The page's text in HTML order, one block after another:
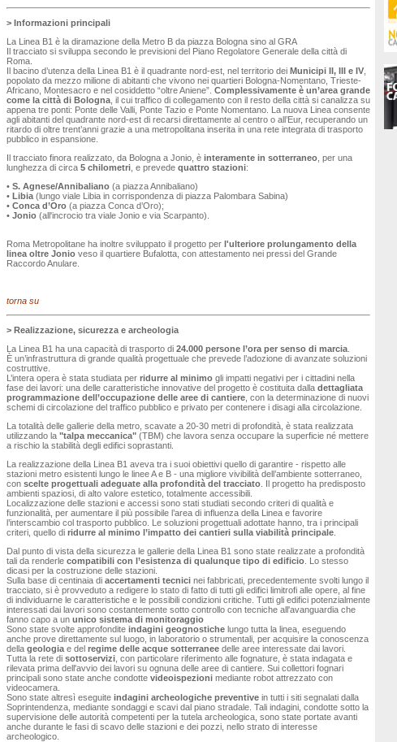
> Informazioni principali
La Linea B1 è la diramazione della Metro B da piazza Bologna sino al GRA
Il tracciato si sviluppa secondo le previsioni del Piano Regolatore Generale della città di
Roma.
Il bacino d’utenza della Linea B1 è il quadrante nord-est, nel territorio dei Municipi II, III e IV,
popolato da mezzo milione di abitanti che vivono nei quartieri Bologna-Nomentano, Trieste-
Africano, Montesacro e nel cosiddetto “oltre Aniene”. Complessivamente è un’area grande
come la città di Bologna, il cui traffico di collegamento con il resto della città si canalizza su
appena tre ponti: Ponte delle Valli, Ponte Tazio e Ponte Nomentano. La nuova Linea consente
agli abitanti del quadrante nord-est di recarsi direttamente al centro o all’Eur, recuperando un
ritardo di oltre trent’anni grazie a una metropolitana inserita in una rete integrata di trasporto
pubblico in espansione.
Il tracciato finora realizzato, da Bologna a Jonio, è interamente in sotterraneo, per una
lunghezza di circa 5 chilometri, e prevede quattro stazioni:
• S. Agnese/Annibaliano(a piazza Annibaliano)
• Libia(lungo viale Libia in corrispondenza di piazza Palombara Sabina)
• Conca d’Oro(a piazza Conca d’Oro);
• Jonio(all'incrocio tra viale Jonio e via Scarpanto).
Roma Metropolitane ha inoltre sviluppato il progetto per l'ulteriore prolungamento della
linea oltre Jonioveso il quartiere Bufalotta, con attestamento nei pressi del Grande
Raccordo Anulare.
torna su
> Realizzazione, sicurezza e archeologia
La Linea B1 ha una capacità di trasporto di 24.000 persone l’ora per senso di marcia.
È un’infrastruttura di grande qualità progettuale che prevede l’adozione di avanzate soluzioni
costruttive.
L’intera opera è stata studiata per ridurre al minimogli impatti negativi per i cittadini nella
fase dei lavori: una delle caratteristiche innovative del progetto è costituita dalla dettagliata
programmazione dell’occupazione delle aree di cantiere, con la determinazione di nuovi
schemi di circolazione del traffico pubblico e privato per contenere i disagi alla circolazione.
La totalità delle gallerie della metro, scavate a 20-30 metri di profondità, è stata realizzata
utilizzando la "talpa meccanica"(TBM) che lavora senza occupare la superficie né mettere
a rischio la stabilità degli edifici soprastanti.
La realizzazione della Linea B1 aveva tra i suoi obiettivi quello di garantire - rispetto alle
stazioni metro esistenti lungo le linee A e B - una migliore vivibilità dell’ambiente sotterraneo,
con scelte progettuali adeguate alla profondità del tracciato. Il progetto ha predisposto
ambienti spaziosi, di alto valore estetico, totalmente accessibili.
Localizzazione delle stazioni e accessi sono stati studiati secondo criteri di qualità e
funzionalità, per aumentare il più possibile l’area di influenza della Linea e favorire
l’interscambio col trasporto pubblico. Le soluzioni progettuali adottate hanno, tra i principali
criteri, quello di ridurre al minimo l’impatto dei cantieri sulla viabilità principale.
Dal punto di vista della sicurezza le gallerie della Linea B1 sono state realizzate a profondità
tali da renderle compatibili con l’esistenza di qualunque tipo di edificio. Lo stesso
dicasi per la costruzione delle stazioni.
Sulla base di centinaia di accertamenti tecnicinei fabbricati, precedentemente svolti lungo il
tracciato, si è provveduto a redigere lo stato di fatto di tutti gli edifici limitrofi alle opere, al fine
di individuarne le caratteristiche e le possibili condizioni critiche. Tutti gli edifici potenzialmente
interessati dai lavori sono costantemente sotto controllo con tecniche all'avanguardia che
fanno capo a un unico sistema di monitoraggio
Sono state svolte approfondite indagini geognostiche lungo tutta la linea, eseguendo
anche prove direttamente sul luogo, in laboratorio o strumentali, per acquisire la conoscenza
della geologiae del regime delle acque sotterraneedelle aree interessate dai lavori.
Tutta la rete di sottoservizi, con particolare riferimento alle fognature, è stata indagata e
rilevata prima dell'avvio dei lavori su ognuna delle aree di cantiere. Sui collettori fognari
principali sono state anche condotte videoispezionimediante robot attrezzato con
videocamera.
Sono state altresì eseguite indagini archeologiche preventivein tutti i siti segnalati dalla
Soprintendenza, mediante sondaggi e scavi dal piano stradale. Tali indagini, condotte sotto la
supervisione delle autorità competenti per la tutela archeologica, sono state portate avanti
anche durante le fasi di scavo delle stazioni e dei pozzi, nello strato di interesse
archeologico.